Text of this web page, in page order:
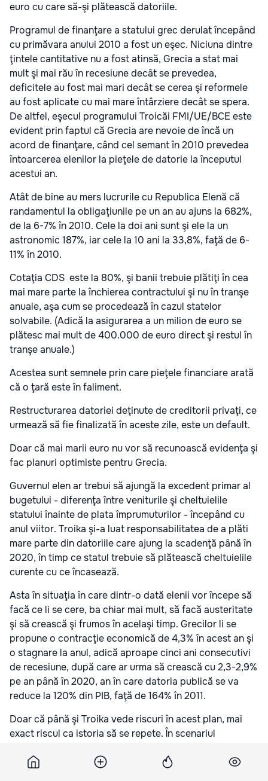
euro cu care să-şi plătească datoriile.
Programul de finanţare a statului grec derulat începând
cu primăvara anului 2010 a fost un eşec. Niciuna dintre
ţintele cantitative nu a fost atinsă, Grecia a stat mai
mult şi mai rău în recesiune decât se prevedea,
deficitele au fost mai mari decât se cerea şi reformele
au fost aplicate cu mai mare întârziere decât se spera.
De altfel, eşecul programului Troicăi FMI/UE/BCE este
evident prin faptul că Grecia are nevoie de încă un
acord de finanţare, când cel semant în 2010 prevedea
întoarcerea elenilor la pieţele de datorie la începutul
acestui an.
Atât de bine au mers lucrurile cu Republica Elenă că
randamentul la obligaţiunile pe un an au ajuns la 682%,
de la 6-7% în 2010. Cele la doi ani sunt şi ele la un
astronomic 187%, iar cele la 10 ani la 33,8%, faţă de 6-
11% în 2010.
Cotaţia CDS este la 80%, şi banii trebuie plătiţi în cea
mai mare parte la închierea contractului şi nu în tranşe
anuale, aşa cum se procedează în cazul statelor
solvabile. (Adică la asigurarea a un milion de euro se
plătesc mai mult de 400.000 de euro direct şi restul în
tranşe anuale.)
Acestea sunt semnele prin care pieţele financiare arată
că o ţară este în faliment.
Restructurarea datoriei deţinute de creditorii privaţi, ce
urmează să fie finalizată în aceste zile, este un default.
Doar că mai marii euro nu vor să recunoască evidenţa şi
fac planuri optimiste pentru Grecia.
Guvernul elen ar trebui să ajungă la excedent primar al
bugetului - diferenţa între veniturile şi cheltuielile
statului înainte de plata împrumuturilor - începând cu
anul viitor. Troika şi-a luat responsabilitatea de a plăti
mare parte din datoriile care ajung la scadenţă până în
2020, în timp ce statul trebuie să plătească cheltuielile
curente cu ce încasează.
Asta în situaţia în care dintr-o dată elenii vor începe să
facă ce li se cere, ba chiar mai mult, să facă austeritate
şi să crească şi frumos în acelaşi timp. Grecilor li se
propune o contracţie economică de 4,3% în acest an şi
o stagnare la anul, adică aproape cinci ani consecutivi
de recesiune, după care ar urma să crească cu 2,3-2,9%
pe an până în 2020, an în care datoria publică se va
reduce la 120% din PIB, faţă de 164% în 2011.
Doar că până şi Troika vede riscuri în acest plan, mai
exact riscul ca istoria să se repete. În scenariul
scăpat în presă (pag 6 e de interes), datoria publică ar